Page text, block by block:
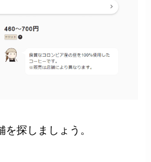
探しましょう。